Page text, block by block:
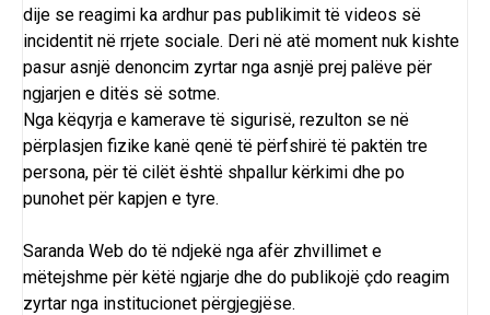
dije se reagimi ka ardhur pas publikimit të videos së
incidentit në rrjete sociale. Deri në atë moment nuk kishte
pasur asnjë denoncim zyrtar nga asnjë prej palëve për
ngjarjen e ditës së sotme.
Nga këqyrja e kamerave të sigurisë, rezulton se në
përplasjen fizike kanë qenë të përfshirë të paktën tre
persona, për të cilët është shpallur kërkimi dhe po
punohet për kapjen e tyre.
Saranda Web do të ndjekë nga afër zhvillimet e
mëtejshme për këtë ngjarje dhe do publikojë çdo reagim
zyrtar nga institucionet përgjegjëse.